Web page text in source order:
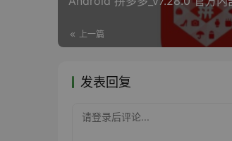
上一篇
发表回复
请登录后评论...